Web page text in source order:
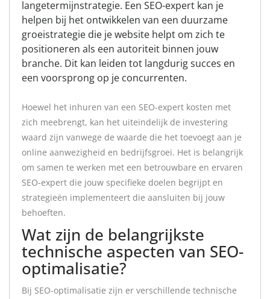
langetermijnstrategie. Een SEO-expert kan je
helpen bij het ontwikkelen van een duurzame
groeistrategie die je website helpt om zich te
positioneren als een autoriteit binnen jouw
branche. Dit kan leiden tot langdurig succes en
een voorsprong op je concurrenten.
Hoewel het inhuren van een SEO-expert kosten met
zich meebrengt, kan het uiteindelijk de investering
waard zijn vanwege de waarde die het toevoegt aan je
online aanwezigheid en bedrijfsgroei. Het is belangrijk
om samen te werken met een betrouwbare en ervaren
SEO-expert die jouw specifieke doelen begrijpt en
strategieën implementeert die aansluiten bij jouw
behoeften.
Wat zijn de belangrijkste
technische aspecten van SEO-
optimalisatie?
Bij SEO-optimalisatie zijn er verschillende technische